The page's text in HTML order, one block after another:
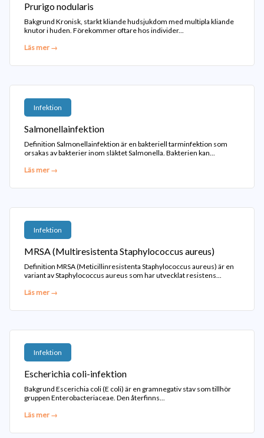
Prurigo nodularis
Bakgrund Kronisk, starkt kliande hudsjukdom med multipla kliande
knutor i huden. Förekommer oftare hos individer...
Läs mer →
Infektion
Salmonellainfektion
Definition Salmonellainfektion är en bakteriell tarminfektion som
orsakas av bakterier inom släktet Salmonella. Bakterien kan...
Läs mer →
Infektion
MRSA (Multiresistenta Staphylococcus aureus)
Definition MRSA (Meticillinresistenta Staphylococcus aureus) är en
variant av Staphylococcus aureus som har utvecklat resistens...
Läs mer →
Infektion
Escherichia coli-infektion
Bakgrund Escerichia coli (E coli) är en gramnegativ stav som tillhör
gruppen Enterobacteriaceae. Den återfinns...
Läs mer →